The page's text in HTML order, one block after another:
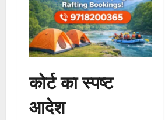
कोर्ट का स्पष्ट
आदेश